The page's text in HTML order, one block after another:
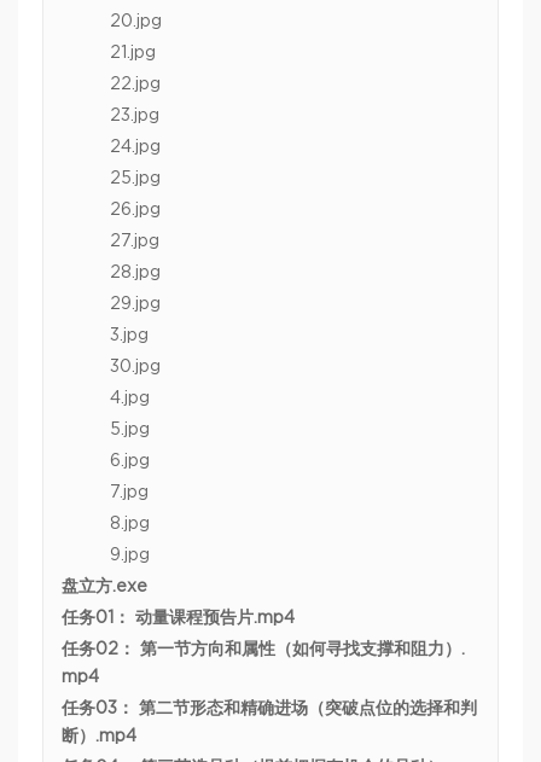
20.jpg
21.jpg
22.jpg
23.jpg
24.jpg
25.jpg
26.jpg
27.jpg
28.jpg
29.jpg
3.jpg
30.jpg
4.jpg
5.jpg
6.jpg
7.jpg
8.jpg
9.jpg
盘立方.exe
任务01： 动量课程预告片.mp4
任务02： 第一节方向和属性（如何寻找支撑和阻力）.
mp4
任务03： 第二节形态和精确进场（突破点位的选择和判
断）.mp4